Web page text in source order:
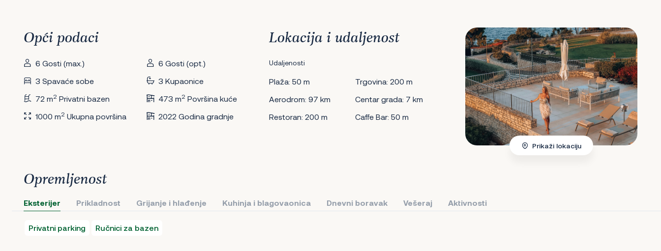
Opći podaci
6 Gosti (max.)
6 Gosti (opt.)
3 Spavaće sobe
3 Kupaonice
72 m2 Privatni bazen 473 m2 Površina kuće
1000 m2 Ukupna površina 2022 Godina gradnje
Lokacija i udaljenost
Udaljenosti
Plaža: 50 m
Trgovina: 200 m
Aerodrom: 97 km
Centar grada: 7 km
Restoran: 200 m
Caffe Bar: 50 m
Prikaži lokaciju
Opremljenost
Eksterijer Prikladnost Grijanje i hlađenje Kuhinja i blagovaonica Dnevni boravak Vešeraj Aktivnosti
Privatni parking Ručnici za bazen